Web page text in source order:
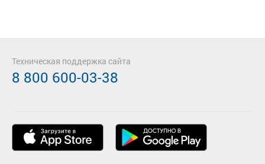
Техническая поддержка сайта
8 800 600-03-38